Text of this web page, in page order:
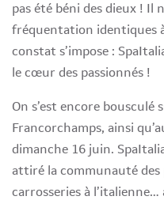
pas été béni des dieux ! Il
fréquentation identiques
constat s’impose :
le cœur des passionnés !
On s’est encore bousculé
Francorchamps, ainsi
dimanche 16 juin.
attiré la communauté des
carrosseries à